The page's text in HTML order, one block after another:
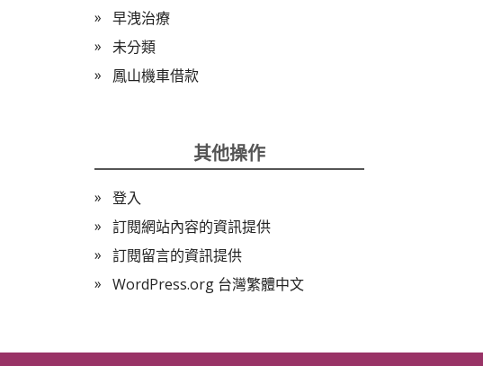
早洩治療
未分類
鳳山機車借款
其他操作
登入
訂閱網站內容的資訊提供
訂閱留言的資訊提供
WordPress.org 台灣繁體中文